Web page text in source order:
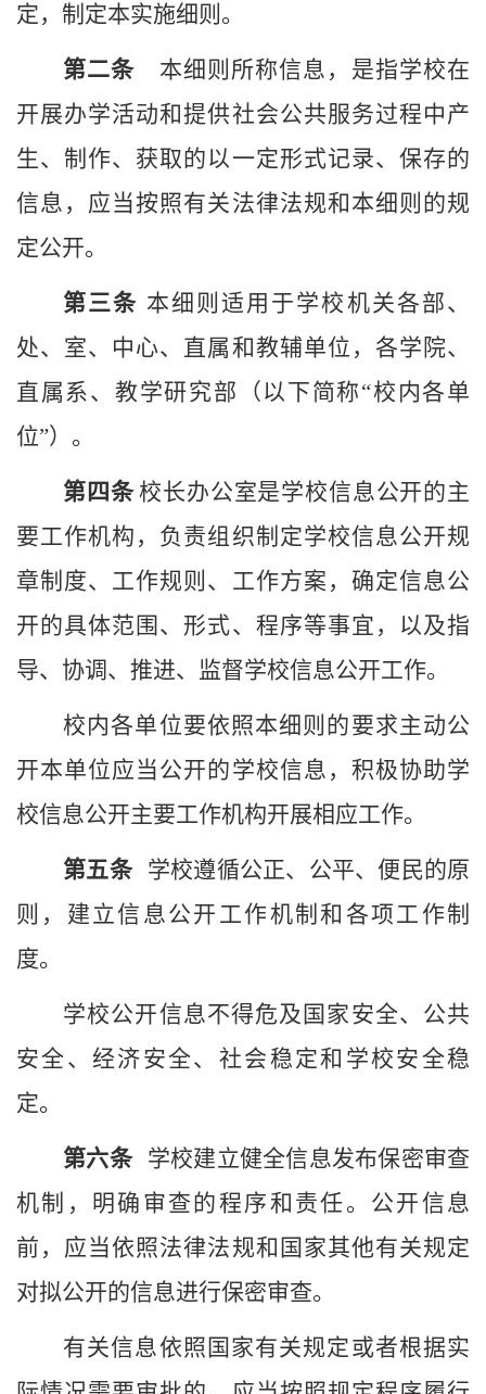
定，制定本实施细则。
第二条 本细则所称信息，是指学校在
开展办学活动和提供社会公共服务过程中产
生、制作、获取的以一定形式记录、保存的
信息，应当按照有关法律法规和本细则的规
定公开。
第三条 本细则适用于学校机关各部、
处、室、中心、直属和教辅单位，各学院、
直属系、教学研究部（以下简称“校内各单
位”） 。
第 四条 校长办公室是学校信息公开的主
要工作机构， 负责组织制定学校信息公开规
章制度、工作规则 、工作方案，确定信息公
开的具体范围、形式、程序等事宜，以及指
导、协调、推进、监督学校信息公开工作。
校内各单位要依照本细则的要求主动公
开本单位应当公开的学校信息，积极协助学
校信息公开主要工作机构开展相应工作。
第五条 学校遵循公正、公平、便民的原
则，建立信息公开工作机制和各项工作制
度。
学校公开信息不得危及国家安全、公共
安全、经济安全、社会稳定和 学校安全稳
定。
第六条 学校建立健全信息发布保密审查
机制，明确审查的程序和责任。公开信息
前，应当依照法律法规和国家其他有关规定
对拟公开的信息进行保密审查。
有关信息依照国家有关规定或者根据实